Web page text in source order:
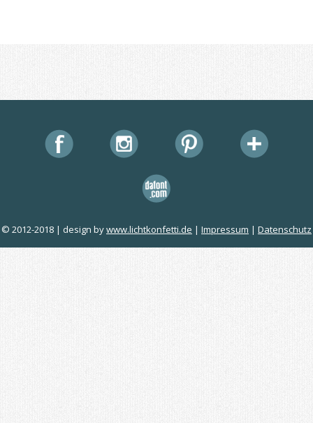
© 2012-2018 | design bywww.lichtkonfetti.de | Impressum | Datenschutz